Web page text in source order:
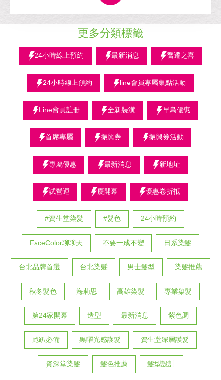
更多分類標籤
24小時線上預約 最新消息 喬遷之喜
24小時線上預約 line會員專屬集點活動
Line會員註冊 全新裝潢 早鳥優惠
首席專屬 振興券 振興券活動
專屬優惠 最新消息 新地址
試營運 慶開幕 優惠卷折抵
#資生堂染髮 #髮色 24小時預約
FaceColor聊聊天 不要一成不變 日系染髮
台北品牌首選 台北染髮 男士髮型 染髮推薦
秋冬髮色 海莉思 高雄染髮 專業染髮
第24家開幕 造型 最新消息 紫色調
跑趴必備 黑曜光感護髮 資生堂深層護髮
資深堂染髮 髮色推薦 髮型設計